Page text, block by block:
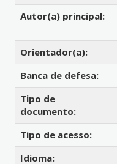
Autor(a) principal:
Orientador(a):
Banca de defesa:
Tipo de
documento:
Tipo de acesso:
Idioma: